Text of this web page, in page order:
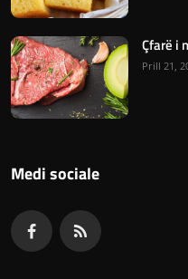
Çfarë i
Prill 21,
Medi sociale